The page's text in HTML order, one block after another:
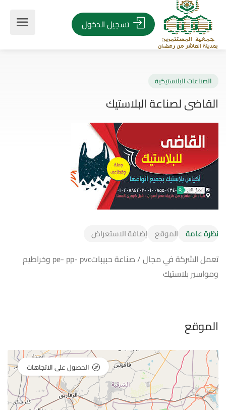
تسجيل الدخول
البلاستيكية
لصناعة البلاستيك
نظرة عامة الموقع إضافة الاستعراض
تعمل الشركة في مجال / صناعة حبيباتpe- pp- pvc وخراطيم
ومواسير بلاستيك
الموقع
الحصول على الاتجاهات